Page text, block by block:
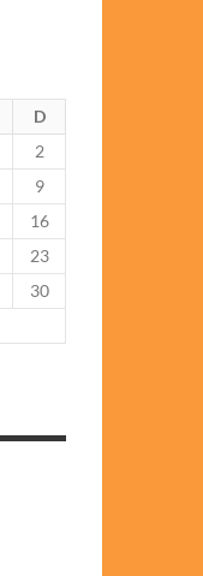
D
2
9
16
23
30